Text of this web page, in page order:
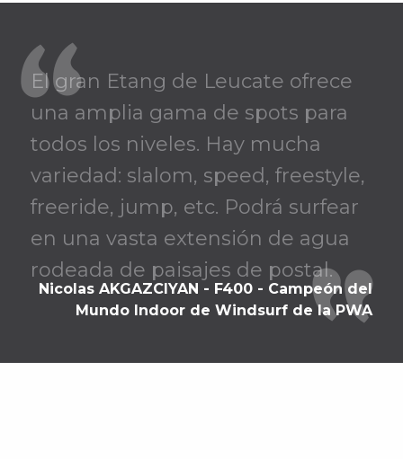
El gran Etang de Leucate ofrece
una amplia gama de spots para
todos los niveles. Hay mucha
variedad: slalom, speed, freestyle,
freeride, jump, etc. Podrá surfear
en una vasta extensión de agua
rodeada de paisajes de postal.
Nicolas AKGAZCIYAN - F400 - Campeón del
Mundo Indoor de Windsurf de la PWA